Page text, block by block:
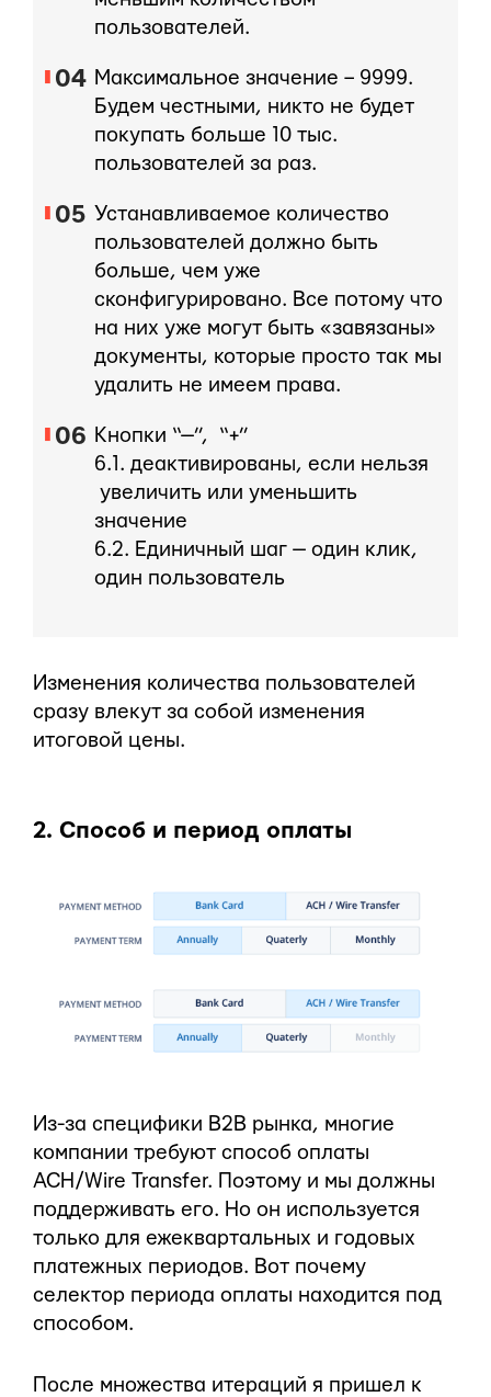
пользователей.
Максимальное значение – 9999.
Будем честными, никто не будет
покупать больше 10 тыс.
пользователей за раз.
Устанавливаемое количество
пользователей должно быть
больше, чем уже
сконфигурировано. Все потому что
на них уже могут быть «завязаны»
документы, которые просто так мы
удалить не имеем права.
Кнопки “—”, “+”
6.1. деактивированы, если нельзя
увеличить или уменьшить
значение
6.2. Единичный шаг — один клик,
один пользователь
Изменения количества пользователей
сразу влекут за собой изменения
итоговой цены.
2. Способ и период оплаты
Из-за специфики B2B рынка, многие
компании требуют способ оплаты
ACH/Wire Transfer. Поэтому и мы должны
поддерживать его. Но он используется
только для ежеквартальных и годовых
платежных периодов. Вот почему
селектор периода оплаты находится под
способом.
После множества итераций я пришел к